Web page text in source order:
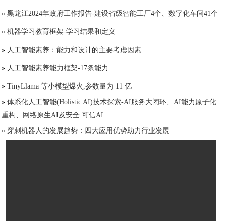
» 黑龙江2024年政府工作报告-建设省级智能工厂4个、数字化车间41个
» 机器学习教育框架-学习结果和定义
» 人工智能素养：能力和设计的主要考虑因素
» 人工智能素养能力框架-17条能力
» TinyLlama 等小模型爆火,参数量为 11 亿
» 体系化人工智能(Holistic AI)技术探索-AI服务大闭环、AI能力原子化
重构、网络原生AI及安全 可信AI
» 穿刺机器人的发展趋势：四大应用优势助力行业发展